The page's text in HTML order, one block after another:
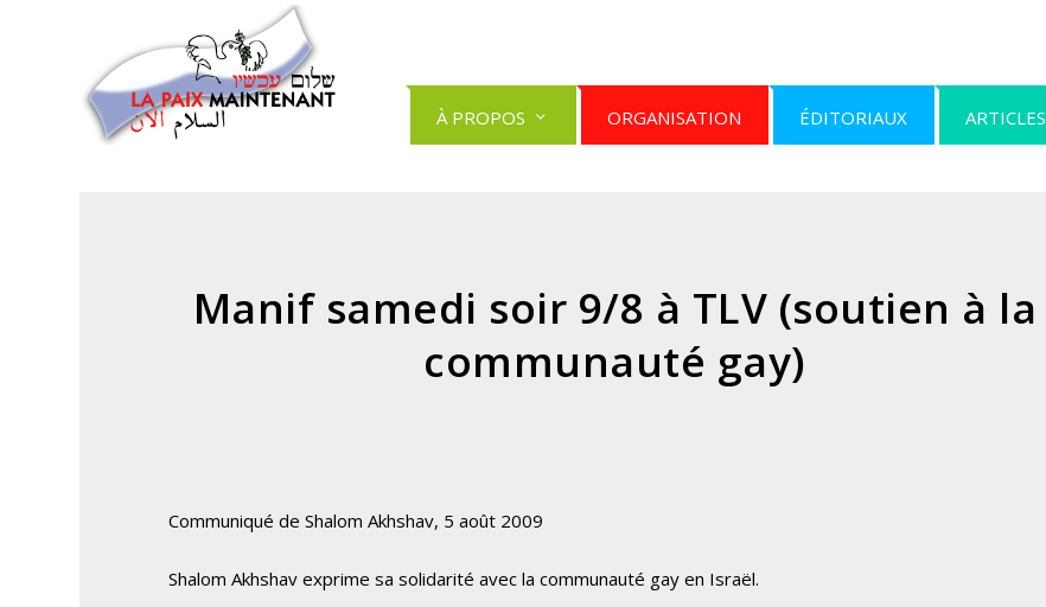
À PROPOS ORGANISATION ÉDITORIAUX ARTICLES
Manif samedi soir 9/8 à TLV (soutien à la
communauté gay)
Communiqué de Shalom Akhshav, 5 août 2009
Shalom Akhshav exprime sa solidarité avec la communauté gay en Israël.